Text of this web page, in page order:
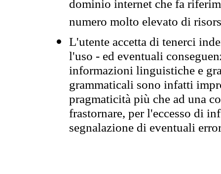
dominio internet che fa
numero molto elevato di
L'utente accetta di tenerci
l'uso - ed eventuali
informazioni linguistiche e
grammaticali sono infatti
pragmaticità più che ad una
frastornare, per l'eccesso di
segnalazione di eventuali